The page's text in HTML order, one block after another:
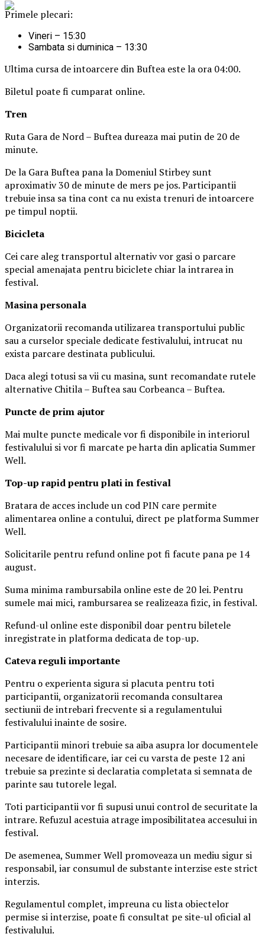
Primele plecari:
Vineri – 15:30
Sambata si duminica – 13:30
Ultima cursa de intoarcere din Buftea este la ora 04:00.
Biletul poate fi cumparat online.
Tren
Ruta Gara de Nord – Buftea dureaza mai putin de 20 de
minute.
De la Gara Buftea pana la Domeniul Stirbey sunt
aproximativ 30 de minute de mers pe jos. Participantii
trebuie insa sa tina cont ca nu exista trenuri de intoarcere
pe timpul noptii.
Bicicleta
Cei care aleg transportul alternativ vor gasi o parcare
special amenajata pentru biciclete chiar la intrarea in
festival.
Masinapersonala
Organizatorii recomanda utilizarea transportului public
sau a curselor speciale dedicate festivalului, intrucat nu
exista parcare destinata publicului.
Daca alegi totusi sa vii cu masina, sunt recomandate rutele
alternative Chitila – Buftea sau Corbeanca – Buftea.
Puncte de prim ajutor
Mai multe puncte medicale vor fi disponibile in interiorul
festivalului si vor fi marcate pe harta din aplicatia Summer
Well.
Top-up rapid pentru plati in festival
Bratara de acces include un cod PIN care permite
alimentarea online a contului, direct pe platforma Summer
Well.
Solicitarile pentru refund online pot fi facute pana pe 14
august.
Suma minima rambursabila online este de 20 lei. Pentru
sumele mai mici, rambursarea se realizeaza fizic, in festival.
Refund-ul online este disponibil doar pentru biletele
inregistrate in platforma dedicata de top-up.
Cateva reguli importante
Pentru o experienta sigura si placuta pentru toti
participantii, organizatorii recomanda consultarea
sectiunii de intrebari frecvente si a regulamentului
festivalului inainte de sosire.
Participantii minori trebuie sa aiba asupra lor documentele
necesare de identificare, iar cei cu varsta de peste 12 ani
trebuie sa prezinte si declaratia completata si semnata de
parinte sau tutorele legal.
Toti participantii vor fi supusi unui control de securitate la
intrare. Refuzul acestuia atrage imposibilitatea accesului in
festival.
De asemenea, Summer Well promoveaza un mediu sigur si
responsabil, iar consumul de substante interzise este strict
interzis.
Regulamentul complet, impreuna cu lista obiectelor
permise si interzise, poate fi consultat pe site-ul oficial al
festivalului.